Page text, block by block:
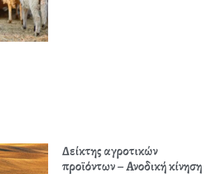
Δείκτης αγροτικών
προϊόντων – Ανοδική κίνηση